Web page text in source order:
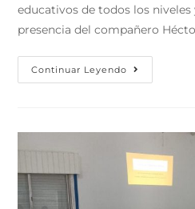
educativos de todos los
presencia del compañero
Continuar Leyendo